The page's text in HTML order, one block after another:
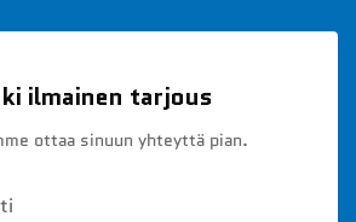
ilmainen tarjous
ottaa sinuun yhteyttä pian.